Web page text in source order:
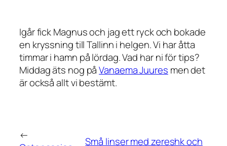
Igår fick Magnus och jag ett ryck och bokade
en kryssning till Tallinn i helgen. Vi har åtta
timmar i hamn på lördag. Vad har ni för tips?
Middag äts nog påVanaema Juures men det
är också allt vi bestämt.
←
Små linser med zereshk och